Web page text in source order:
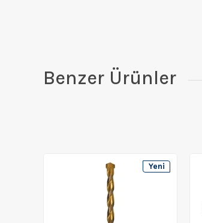
Benzer Ürünler
Yeni